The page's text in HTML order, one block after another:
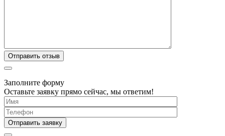
Заполните форму
Оставьте заявку прямо сейчас, мы ответим!